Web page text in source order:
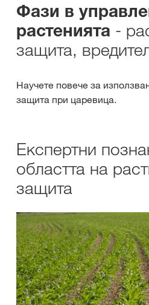
Фази в
растенията -
защита,
Научете повече за
защита при царевица.
Експертни
областта на
защита